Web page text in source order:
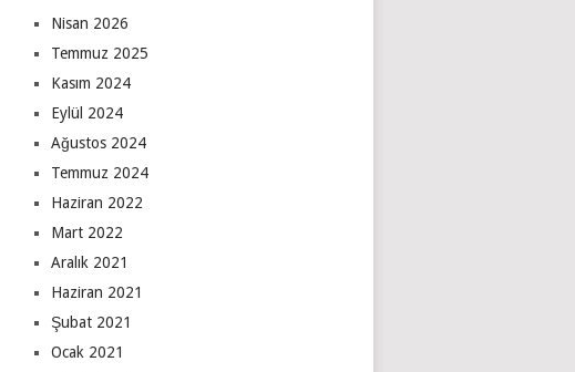
Nisan 2026
Temmuz 2025
Kasım 2024
Eylül 2024
Ağustos 2024
Temmuz 2024
Haziran 2022
Mart 2022
Aralık 2021
Haziran 2021
Şubat 2021
Ocak 2021